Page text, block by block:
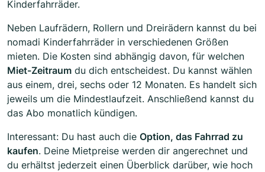
Kinderfahrräder.
Neben Laufrädern, Rollern und Dreirädern kannst du bei
nomadi Kinderfahrräder in verschiedenen Größen
mieten. Die Kosten sind abhängig davon, für welchen
Miet-Zeitraum du dich entscheidest. Du kannst wählen
aus einem, drei, sechs oder 12 Monaten. Es handelt sich
jeweils um die Mindestlaufzeit. Anschließend kannst du
das Abo monatlich kündigen.
Interessant: Du hast auch die Option, das Fahrrad zu
kaufen. Deine Mietpreise werden dir angerechnet und
du erhältst jederzeit einen Überblick darüber, wie hoch